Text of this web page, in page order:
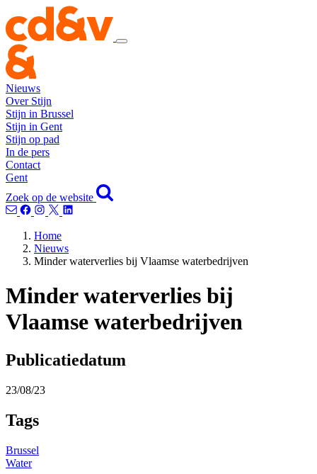
Nieuws
Over Stijn
Stijn in Brussel
Stijn in Gent
Stijn op pad
In de pers
Contact
Gent
Zoek op de website
Home
Nieuws
Minder waterverlies bij Vlaamse waterbedrijven
Minder waterverlies bij
Vlaamse waterbedrijven
Publicatiedatum
23/08/23
Tags
Brussel
Water